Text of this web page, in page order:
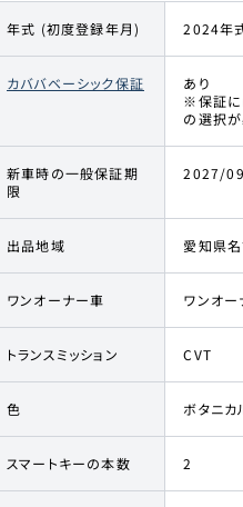
年式 (初度登録年月) 2024年
カババベーシック保証
あり
※保証に
の選択
新車時の一般保証期
限
2027/09
出品地域 愛知県
ワンオーナー車 ワンオー
トランスミッション CVT
色 ボタニカ
スマートキーの本数 2